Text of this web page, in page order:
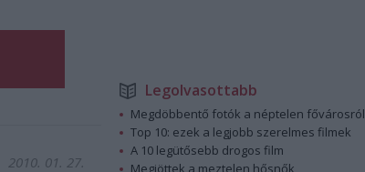
2010. 01. 27.
Legolvasottabb
Megdöbbentő fotók a néptelen fővárosról
Top 10: ezek a legjobb szerelmes filmek
A 10 legütősebb drogos film
Megjöttek a meztelen hősnők